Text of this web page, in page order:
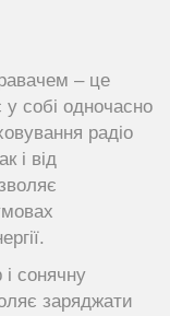
– це
собі одночасно
радіо
і від
сонячну
заряджати